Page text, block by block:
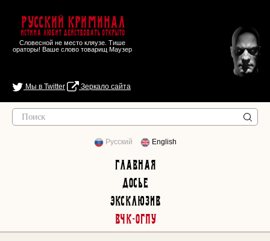
Русский Криминал
Истина любит действовать открыто
Словесной не место кляузе. Тише
ораторы! Ваше слово товарищ Маузер
Мы в Twitter Зеркало сайта
Русский English
Главная
Досье
Эксклюзив
ВЧК-ОГПУ